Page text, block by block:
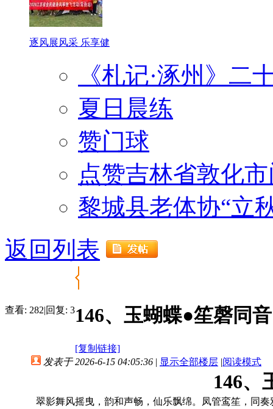
逐风展风采 乐享健
《札记·涿州》二
夏日晨练
赞门球
点赞吉林省敦化
黎城县老体协“立
返回列表
查看: 282|回复: 3146、玉蝴蝶●笙磬同音
[复制链接]
发表于 2026-6-15 04:05:36 | 显示全部楼层 |阅读模式
146、
翠影舞风摇曳，韵和声畅，仙乐飘绵。凤管鸾笙，同